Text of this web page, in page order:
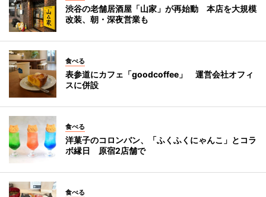
渋谷の老舗居酒屋「山家」が再始動 本店を大規模
改装、朝・深夜営業も
食べる
表参道にカフェ「goodcoffee」 運営会社オフィ
スに併設
食べる
洋菓子のコロンバン、「ふくふくにゃんこ」とコラ
ボ縁日 原宿2店舗で
食べる